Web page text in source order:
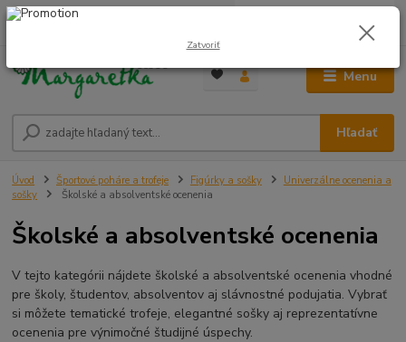
Menu
Hľadať
0948 236 042
0,00 €
Úvod Športové poháre a trofeje Figúrky a sošky
Univerzálne ocenenia a
sošky
Školské a absolventské ocenenia
Školské a absolventské ocenenia
V tejto kategórii nájdete školské a absolventské ocenenia vhodné
pre školy, študentov, absolventov aj slávnostné podujatia. Vybrať
si môžete tematické trofeje, elegantné sošky aj reprezentatívne
ocenenia pre výnimočné študijné úspechy.
Zatvoriť